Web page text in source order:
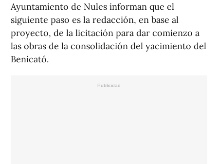
Ayuntamiento de Nules informan que el
siguiente paso es la redacción, en base al
proyecto, de la licitación para dar comienzo a
las obras de la consolidación del yacimiento del
Benicató.